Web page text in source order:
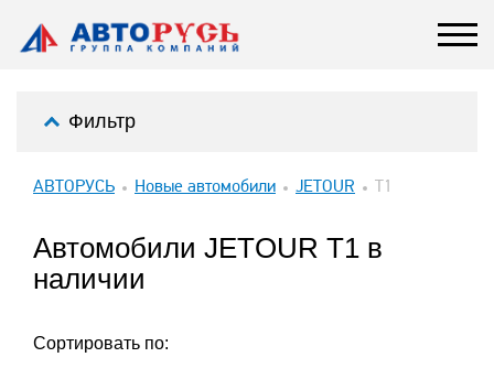
Фильтр
АВТОРУСЬ Новые автомобили JETOUR T1
Автомобили JETOUR T1 в
наличии
Сортировать по: